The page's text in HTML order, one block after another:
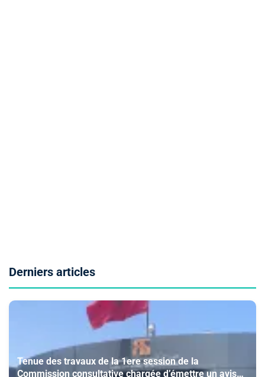
Derniers articles
Tenue des travaux de la 1ere session de la
Commission consultative chargée d’émettre un avis